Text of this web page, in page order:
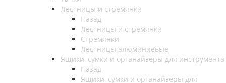
Лестницы и стремянки
Назад
Лестницы и стремянки
Стремянки
Лестницы алюминиевые
Ящики, сумки и органайзеры для инструмента
Назад
Ящики, сумки и органайзеры для